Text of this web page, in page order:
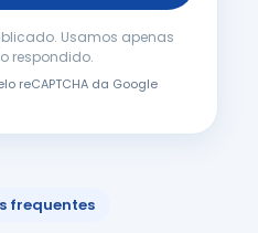
Usamos apenas
respondido.
reCAPTCHA da Google
frequentes